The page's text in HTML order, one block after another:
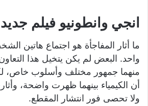
انجي وانطونيو فيلم جديد
ما أثار المفاجأة هو اجتماع هاتين
واحد. البعض لم يكن يتخيل هذا
منهما جمهور مختلف وأسلوب خاص،
أن الكيمياء بينهما ظهرت واضحة،
ولا تحصى فور انتشار المقطع.